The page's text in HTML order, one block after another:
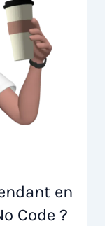
en
Code ?